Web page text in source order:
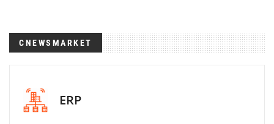
CNEWSMARKET
ERP